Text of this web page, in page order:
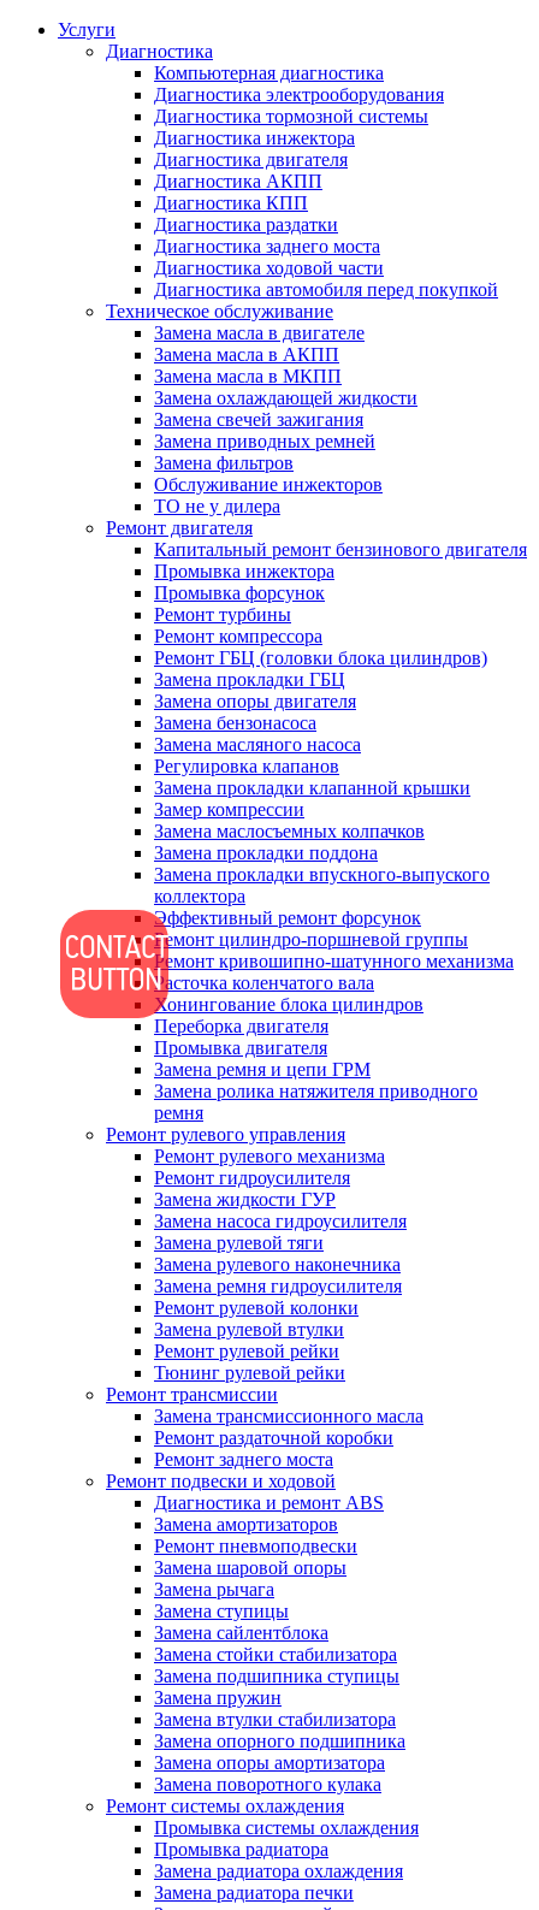
Услуги
Диагностика
Компьютерная диагностика
Диагностика электрооборудования
Диагностика тормозной системы
Диагностика инжектора
Диагностика двигателя
Диагностика АКПП
Диагностика КПП
Диагностика раздатки
Диагностика заднего моста
Диагностика ходовой части
Диагностика автомобиля перед покупкой
Техническое обслуживание
Замена масла в двигателе
Замена масла в АКПП
Замена масла в МКПП
Замена охлаждающей жидкости
Замена свечей зажигания
Замена приводных ремней
Замена фильтров
Обслуживание инжекторов
ТО не у дилера
Ремонт двигателя
Капитальный ремонт бензинового двигателя
Промывка инжектора
Промывка форсунок
Ремонт турбины
Ремонт компрессора
Ремонт ГБЦ (головки блока цилиндров)
Замена прокладки ГБЦ
Замена опоры двигателя
Замена бензонасоса
Замена масляного насоса
Регулировка клапанов
Замена прокладки клапанной крышки
Замер компрессии
Замена маслосъемных колпачков
Замена прокладки поддона
Замена прокладки впускного-выпуского
коллектора
Эффективный ремонт форсунок
Ремонт цилиндро-поршневой группы
Ремонт кривошипно-шатунного механизма
Расточка коленчатого вала
Хонингование блока цилиндров
Переборка двигателя
Промывка двигателя
Замена ремня и цепи ГРМ
Замена ролика натяжителя приводного
ремня
Ремонт рулевого управления
Ремонт рулевого механизма
Ремонт гидроусилителя
Замена жидкости ГУР
Замена насоса гидроусилителя
Замена рулевой тяги
Замена рулевого наконечника
Замена ремня гидроусилителя
Ремонт рулевой колонки
Замена рулевой втулки
Ремонт рулевой рейки
Тюнинг рулевой рейки
Ремонт трансмиссии
Замена трансмиссионного масла
Ремонт раздаточной коробки
Ремонт заднего моста
Ремонт подвески и ходовой
Диагностика и ремонт ABS
Замена амортизаторов
Ремонт пневмоподвески
Замена шаровой опоры
Замена рычага
Замена ступицы
Замена сайлентблока
Замена стойки стабилизатора
Замена подшипника ступицы
Замена пружин
Замена втулки стабилизатора
Замена опорного подшипника
Замена опоры амортизатора
Замена поворотного кулака
Ремонт системы охлаждения
Промывка системы охлаждения
Промывка радиатора
Замена радиатора охлаждения
Замена радиатора печки